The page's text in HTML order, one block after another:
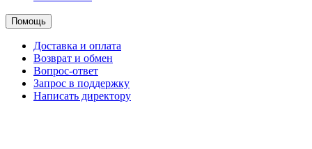
Помощь
Доставка и оплата
Возврат и обмен
Вопрос-ответ
Запрос в поддержку
Написать директору